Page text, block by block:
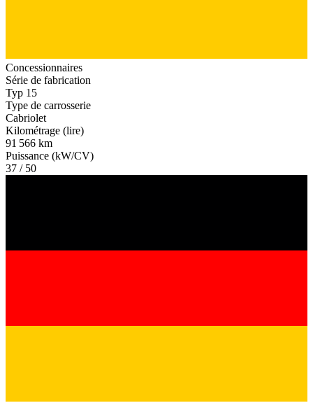
Concessionnaires
Série de fabrication
Typ 15
Type de carrosserie
Cabriolet
Kilométrage (lire)
91 566 km
Puissance (kW/CV)
37 / 50